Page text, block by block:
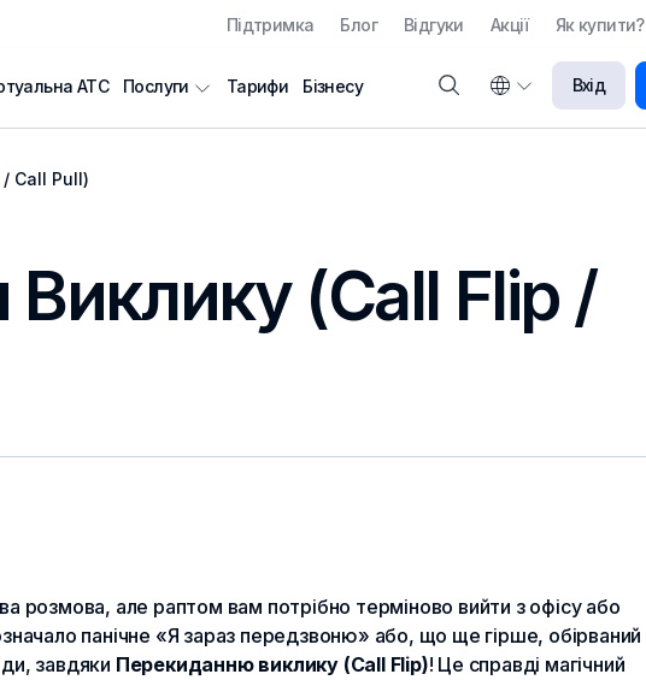
Підтримка Блог Відгуки Акції Як купити?
Вхід
АТС Послуги Тарифи Бізнесу
Call Pull)
(Call Flip /
розмова, але раптом вам потрібно терміново вийти з офісу або
панічне «Я зараз передзвоню» або, що ще гірше, обірваний
завдяки Перекиданню виклику (Call Flip)! Це справді магічний